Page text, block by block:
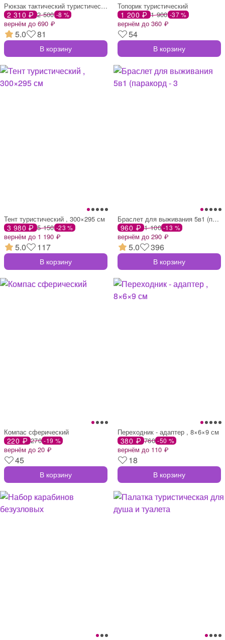
Рюкзак тактический туристический 26 л, s
2 310 ₽ 2 500 -8 %
вернём до 690 ₽
5.0 81
В корзину
Топорик туристический
1 200 ₽ 1 900 -37 %
вернём до 360 ₽
54
В корзину
Тент туристический , 300×295 см
3 980 ₽ 5 150 -23 %
вернём до 1 190 ₽
5.0 117
В корзину
Браслет для выживания 5в1 (паракорд - 3
960 ₽ 1 100 -13 %
вернём до 290 ₽
5.0 396
В корзину
Компас сферический
220 ₽ 270 -19 %
вернём до 20 ₽
45
В корзину
Переходник - адаптер , 8×6×9 см
380 ₽ 760 -50 %
вернём до 110 ₽
18
В корзину